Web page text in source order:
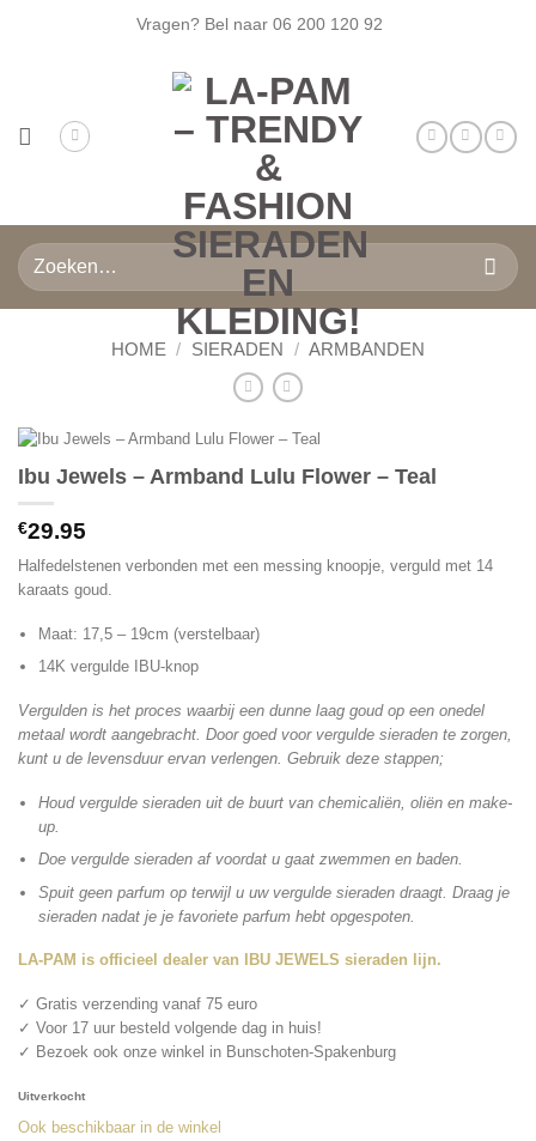
Vragen? Bel naar 06 200 120 92
Zoeken
naar:
HOME / SIERADEN / ARMBANDEN
Ibu Jewels – Armband Lulu Flower – Teal
€29.95
Halfedelstenen verbonden met een messing knoopje, verguld met 14
karaats goud.
Maat: 17,5 – 19cm (verstelbaar)
14K vergulde IBU-knop
Vergulden is het proces waarbij een dunne laag goud op een onedel
metaal wordt aangebracht. Door goed voor vergulde sieraden te zorgen,
kunt u de levensduur ervan verlengen. Gebruik deze stappen;
Houd vergulde sieraden uit de buurt van chemicaliën, oliën en make-
up.
Doe vergulde sieraden af ​​voordat u gaat zwemmen en baden.
Spuit geen parfum op terwijl u uw vergulde sieraden draagt. Draag je
sieraden nadat je je favoriete parfum hebt opgespoten.
LA-PAM is officieel dealer van IBU JEWELS sieraden lijn.
✓ Gratis verzending vanaf 75 euro
✓ Voor 17 uur besteld volgende dag in huis!
✓ Bezoek ook onze winkel in Bunschoten-Spakenburg
Uitverkocht
Ook beschikbaar in de winkel